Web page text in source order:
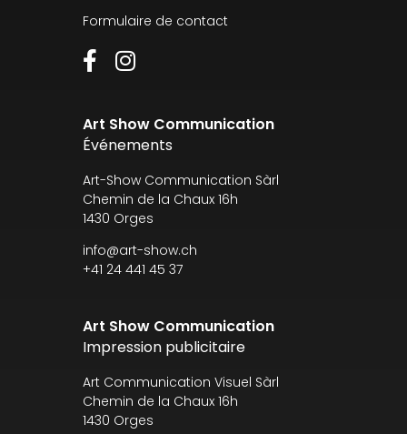
Formulaire de contact
Art Show Communication
Événements
Art-Show Communication Sàrl
Chemin de la Chaux 16h
1430 Orges
info@art-show.ch
+41 24 441 45 37
Art Show Communication
Impression publicitaire
Art Communication Visuel Sàrl
Chemin de la Chaux 16h
1430 Orges